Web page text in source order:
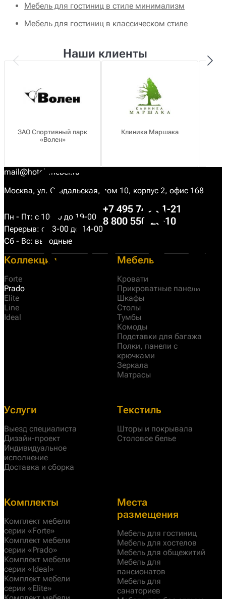
Мебель для гостиниц в стиле минимализм
Мебель для гостиниц в классическом стиле
Наши клиенты
ЗАО Спортивный парк
«Волен»
Клиника Маршака
mail@hotel-mebel.ru
Москва, ул. Суздальская, дом 10, корпус 2, офис 168
Пн - Пт: с 10-00 до 19-00
Перерыв: с 13-00 до 14-00
Сб - Вс: выходные
+7 495 749-31-21
8 800 550-25-10
Коллекции
Forte
Prado
Elite
Line
Ideal
Мебель
Кровати
Прикроватные панели
Шкафы
Столы
Тумбы
Комоды
Подставки для багажа
Полки, панели с
крючками
Зеркала
Матрасы
Услуги
Выезд специалиста
Дизайн-проект
Индивидуальное
исполнение
Доставка и сборка
Текстиль
Шторы и покрывала
Столовое белье
Комплекты
Комплект мебели
серии «Forte»
Комплект мебели
серии «Prado»
Комплект мебели
серии «Ideal»
Комплект мебели
серии «Elite»
Места
размещения
Мебель для гостиниц
Мебель для хостелов
Мебель для общежитий
Мебель для
пансионатов
Мебель для
санаториев